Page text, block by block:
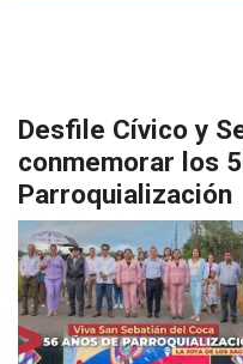
Desfile Cívico y
conmemorar los
Parroquialización